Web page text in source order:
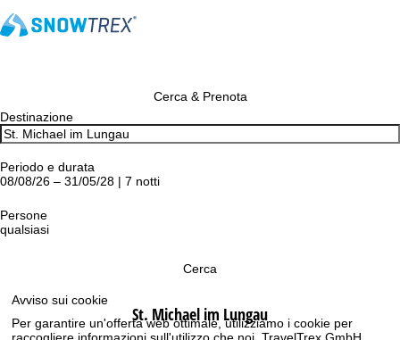
Avviso sui cookie
Per garantire un'offerta web ottimale, utilizziamo i cookie per
Cerca & Prenota
Destinazione
Periodo e durata
08/08/26 – 31/05/28 | 7 notti
Persone
qualsiasi
Cerca
St. Michael im Lungau